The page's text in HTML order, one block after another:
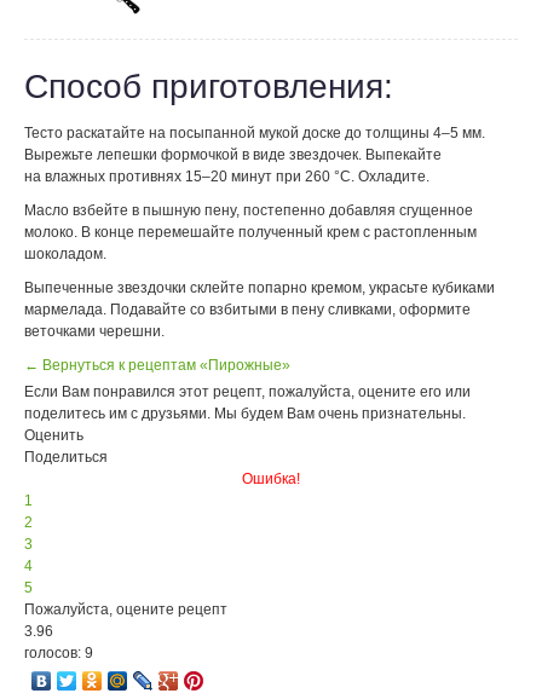
Способ приготовления:
Тесто раскатайте на посыпанной мукой доске до толщины 4–5 мм.
Вырежьте лепешки формочкой в виде звездочек. Выпекайте
на влажных противнях 15–20 минут при 260 °С. Охладите.
Масло взбейте в пышную пену, постепенно добавляя сгущенное
молоко. В конце перемешайте полученный крем с растопленным
шоколадом.
Выпеченные звездочки склейте попарно кремом, украсьте кубиками
мармелада. Подавайте со взбитыми в пену сливками, оформите
веточками черешни.
← Вернуться к рецептам «Пирожные»
Если Вам понравился этот рецепт, пожалуйста, оцените его или
поделитесь им с друзьями. Мы будем Вам очень признательны.
Оценить
Поделиться
Ошибка!
1
2
3
4
5
Пожалуйста, оцените рецепт
3.96
голосов: 9